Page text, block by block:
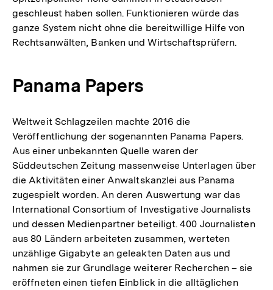
geschleust haben sollen. Funktionieren würde das
ganze System nicht ohne die bereitwillige Hilfe von
Rechtsanwälten, Banken und Wirtschaftsprüfern.
Panama Papers
Weltweit Schlagzeilen machte 2016 die
Veröffentlichung der sogenannten Panama Papers.
Aus einer unbekannten Quelle waren der
Süddeutschen Zeitung massenweise Unterlagen über
die Aktivitäten einer Anwaltskanzlei aus Panama
zugespielt worden. An deren Auswertung war das
International Consortium of Investigative Journalists
und dessen Medienpartner beteiligt. 400 Journalisten
aus 80 Ländern arbeiteten zusammen, werteten
unzählige Gigabyte an geleakten Daten aus und
nahmen sie zur Grundlage weiterer Recherchen – sie
eröffneten einen tiefen Einblick in die alltäglichen